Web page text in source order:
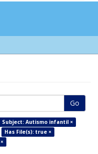
Go
Subject: Autismo infantil ×
Has File(s): true ×